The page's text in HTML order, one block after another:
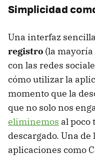
Simplicidad
Una interfaz
registro (la
con las redes
cómo utilizar la
momento que la
que no solo nos
eliminemos al poco
descargado. Una de
aplicaciones como